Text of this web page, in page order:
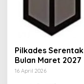
Pilkades
Bulan Maret 2027
16 April 2026